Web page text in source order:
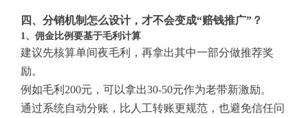
四、分销机制怎么设计，才不会变成“赔钱推广”？
1、佣金比例要基于毛利计算
建议先核算单间夜毛利，再拿出其中一部分做推荐奖
励。
例如毛利200元，可以拿出30-50元作为老带新激励。
通过系统自动分账，比人工转账更规范，也避免信任问